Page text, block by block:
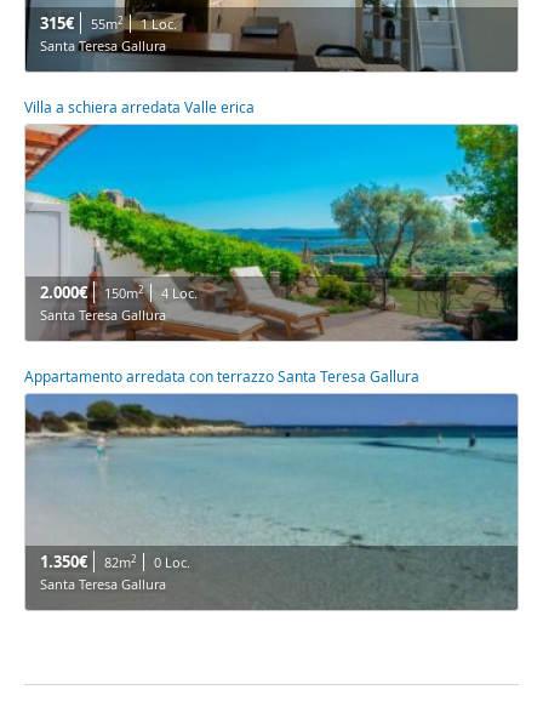
315€ 55m2
1 Loc.
Santa Teresa Gallura
Villa a schiera arredata Valle erica
2.000€ 150m2
4 Loc.
Santa Teresa Gallura
Appartamento arredata con terrazzo Santa Teresa Gallura
1.350€ 82m2
0 Loc.
Santa Teresa Gallura